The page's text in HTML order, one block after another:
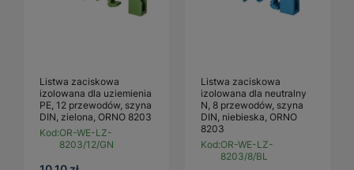
Listwa zaciskowa
izolowana dla uziemienia
PE, 12 przewodów, szyna
DIN, zielona, ORNO 8203
Kod:OR-WE-LZ-
8203/12/GN
Listwa zaciskowa
izolowana dla neutralny
N, 8 przewodów, szyna
DIN, niebieska, ORNO
8203
Kod:OR-WE-LZ-
8203/8/BL